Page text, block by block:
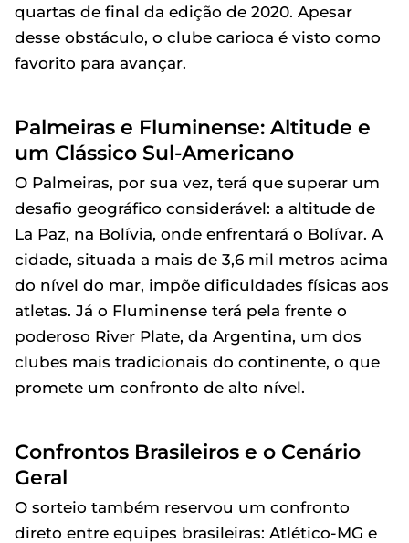
quartas de final da edição de 2020. Apesar
desse obstáculo, o clube carioca é visto como
favorito para avançar.
Palmeiras e Fluminense: Altitude e
um Clássico Sul-Americano
O Palmeiras, por sua vez, terá que superar um
desafio geográfico considerável: a altitude de
La Paz, na Bolívia, onde enfrentará o Bolívar. A
cidade, situada a mais de 3,6 mil metros acima
do nível do mar, impõe dificuldades físicas aos
atletas. Já o Fluminense terá pela frente o
poderoso River Plate, da Argentina, um dos
clubes mais tradicionais do continente, o que
promete um confronto de alto nível.
Confrontos Brasileiros e o Cenário
Geral
O sorteio também reservou um confronto
direto entre equipes brasileiras: Atlético-MG e